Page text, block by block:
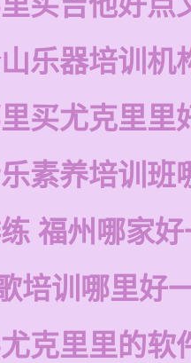
乐器培训机
买尤克里里
素养培训班
福州哪家
培训哪里好
克里里的软